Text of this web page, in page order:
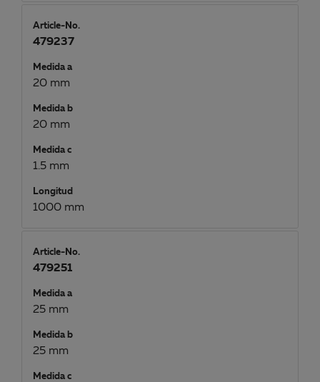
Article-No.
479237
Medida a
20 mm
Medida b
20 mm
Medida c
1.5 mm
Longitud
1000 mm
Article-No.
479251
Medida a
25 mm
Medida b
25 mm
Medida c